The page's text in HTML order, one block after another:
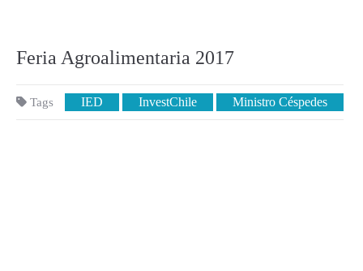
Feria Agroalimentaria 2017
Tags IED InvestChile Ministro Céspedes